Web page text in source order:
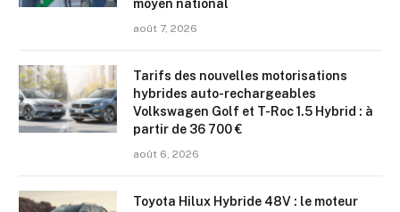
moyen national
août 7, 2026
Tarifs des nouvelles motorisations
hybrides auto-rechargeables
Volkswagen Golf et T-Roc 1.5 Hybrid : à
partir de 36 700 €
août 6, 2026
Toyota Hilux Hybride 48V : le moteur